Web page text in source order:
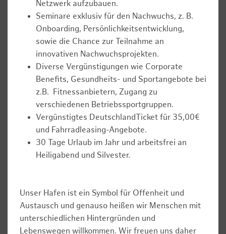
Netzwerk aufzubauen.
Seminare exklusiv für den Nachwuchs, z. B.
Onboarding, Persönlichkeitsentwicklung,
sowie die Chance zur Teilnahme an
innovativen Nachwuchsprojekten.
Diverse Vergünstigungen wie Corporate
Benefits, Gesundheits- und Sportangebote bei
z.B. Fitnessanbietern, Zugang zu
verschiedenen Betriebssportgruppen.
Vergünstigtes DeutschlandTicket für 35,00€
und Fahrradleasing-Angebote.
30 Tage Urlaub im Jahr und arbeitsfrei an
Heiligabend und Silvester.
Unser Hafen ist ein Symbol für Offenheit und
Austausch und genauso heißen wir Menschen mit
unterschiedlichen Hintergründen und
Lebenswegen willkommen. Wir freuen uns daher